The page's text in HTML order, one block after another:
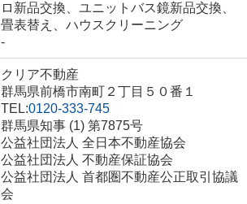
ロ新品交換、ユニットバス鏡新品交換、
畳表替え、ハウスクリーニング
-
クリア不動産
群馬県前橋市南町２丁目５０番１
TEL:0120-333-745
群馬県知事 (1) 第7875号
公益社団法人 全日本不動産協会
公益社団法人 不動産保証協会
公益社団法人 首都圏不動産公正取引協議
会